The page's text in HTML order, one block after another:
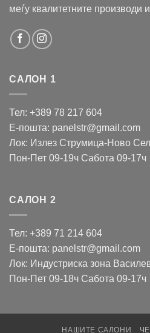
меѓу квалитетните производи
САЛОН 1
Тел: +389 78 217 604
Е-пошта: panelstr@gmail.com
Лок: Излез Струмица-Ново
Пон-Пет 09-19ч Сабота 09-17ч
САЛОН 2
Тел: +389 71 214 604
Е-пошта: panelstr@gmail.com
Лок: Индустриска зона
Пон-Пет 09-18ч Сабота 09-17ч
НАШИТЕ САЛОНИ